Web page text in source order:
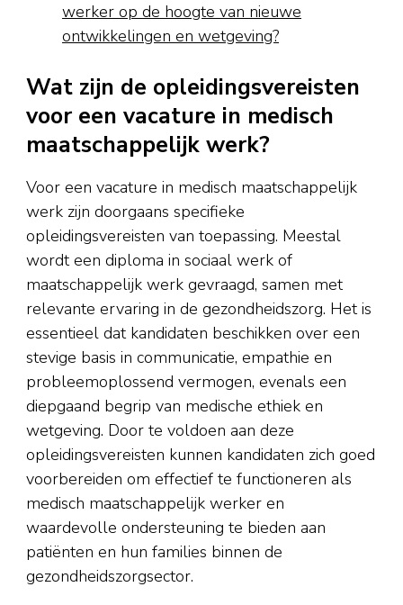
werker op de hoogte van nieuwe
ontwikkelingen en wetgeving?
Wat zijn de opleidingsvereisten
voor een vacature in medisch
maatschappelijk werk?
Voor een vacature in medisch maatschappelijk
werk zijn doorgaans specifieke
opleidingsvereisten van toepassing. Meestal
wordt een diploma in sociaal werk of
maatschappelijk werk gevraagd, samen met
relevante ervaring in de gezondheidszorg. Het is
essentieel dat kandidaten beschikken over een
stevige basis in communicatie, empathie en
probleemoplossend vermogen, evenals een
diepgaand begrip van medische ethiek en
wetgeving. Door te voldoen aan deze
opleidingsvereisten kunnen kandidaten zich goed
voorbereiden om effectief te functioneren als
medisch maatschappelijk werker en
waardevolle ondersteuning te bieden aan
patiënten en hun families binnen de
gezondheidszorgsector.